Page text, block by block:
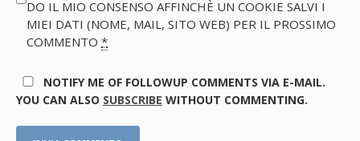
DO IL MIO CONSENSO AFFINCHÈ UN COOKIE SALVI I
MIEI DATI (NOME, MAIL, SITO WEB) PER IL PROSSIMO
COMMENTO *
NOTIFY ME OF FOLLOWUP COMMENTS VIA E-MAIL.
YOU CAN ALSO SUBSCRIBE WITHOUT COMMENTING.